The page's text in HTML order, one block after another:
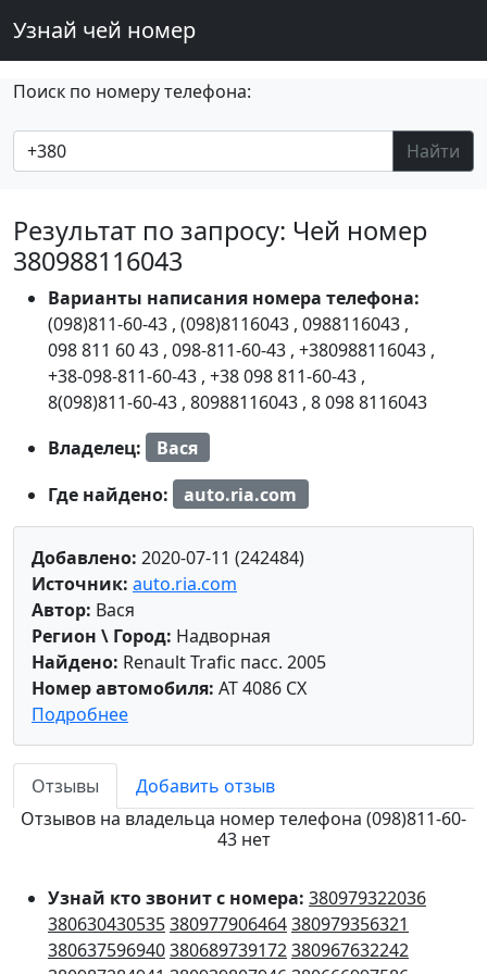
Узнай чей номер
Поиск по номеру телефона:
Найти
Результат по запросу: Чей номер
380988116043
Варианты написания номера телефона:
(098)811-60-43 , (098)8116043 , 0988116043 ,
098 811 60 43 , 098-811-60-43 , +380988116043 ,
+38-098-811-60-43 , +38 098 811-60-43 ,
8(098)811-60-43 , 80988116043 , 8 098 8116043
Владелец:
Вася
Где найдено:
auto.ria.com
Добавлено: 2020-07-11 (242484)
Источник: auto.ria.com
Автор: Вася
Регион \ Город: Надворная
Найдено: Renault Trafic пасс. 2005
Номер автомобиля: AT 4086 CX
Подробнее
Отзывы
Добавить отзыв
Отзывов на владельца номер телефона (098)811-60-
43 нет
Узнай кто звонит с номера: 380979322036
380630430535380977906464380979356321
380637596940380689739172380967632242